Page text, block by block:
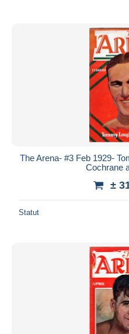
The Arena- #3 Feb 1929-
Cochrane
±
Statut